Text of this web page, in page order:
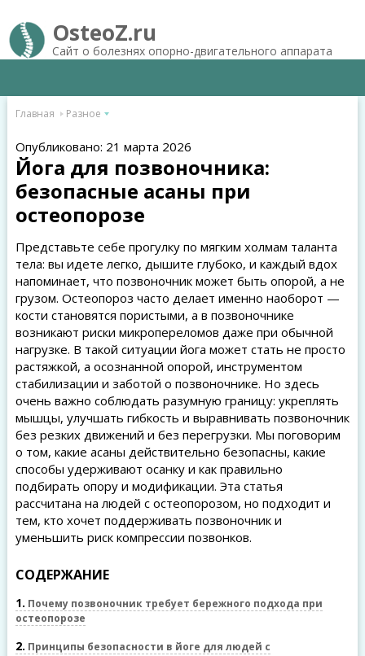
OsteoZ.ru
Сайт о болезнях опорно-двигательного аппарата
Главная Разное
Опубликовано: 21 марта 2026
Йога для позвоночника:
безопасные асаны при
остеопорозе
Представьте себе прогулку по мягким холмам таланта
тела: вы идете легко, дышите глубоко, и каждый вдох
напоминает, что позвоночник может быть опорой, а не
грузом. Остеопороз часто делает именно наоборот —
кости становятся пористыми, а в позвоночнике
возникают риски микропереломов даже при обычной
нагрузке. В такой ситуации йога может стать не просто
растяжкой, а осознанной опорой, инструментом
стабилизации и заботой о позвоночнике. Но здесь
очень важно соблюдать разумную границу: укреплять
мышцы, улучшать гибкость и выравнивать позвоночник
без резких движений и без перегрузки. Мы поговорим
о том, какие асаны действительно безопасны, какие
способы удерживают осанку и как правильно
подбирать опору и модификации. Эта статья
рассчитана на людей с остеопорозом, но подходит и
тем, кто хочет поддерживать позвоночник и
уменьшить риск компрессии позвонков.
СОДЕРЖАНИЕ
1 Почему позвоночник требует бережного подхода при
остеопорозе
2 Принципы безопасности в йоге для людей с